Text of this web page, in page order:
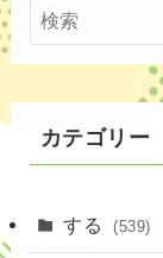
カテゴリー
する (539)